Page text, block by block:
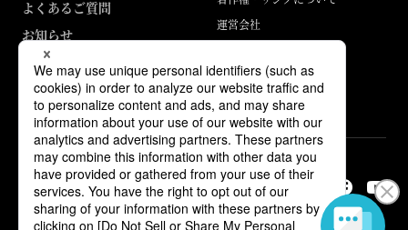
よくあるご質問
お知らせ
運営会社